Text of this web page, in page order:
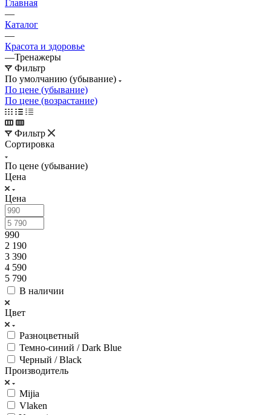
Главная
—
Каталог
—
Красота и здоровье
—Тренажеры
Фильтр
По умолчанию (убывание)
По цене (убывание)
По цене (возрастание)
Фильтр
Сортировка
По цене (убывание)
Цена
Цена
990
2 190
3 390
4 590
5 790
В наличии
Цвет
Разноцветный
Темно-синий / Dark Blue
Черный / Black
Производитель
Mijia
Vlaken